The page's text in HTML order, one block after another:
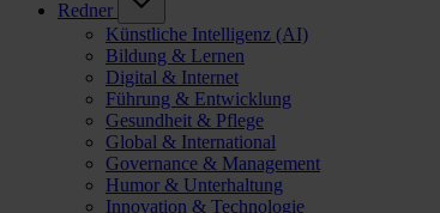
Redner
Künstliche Intelligenz (AI)
Bildung & Lernen
Digital & Internet
Führung & Entwicklung
Gesundheit & Pflege
Global & International
Governance & Management
Humor & Unterhaltung
Innovation & Technologie